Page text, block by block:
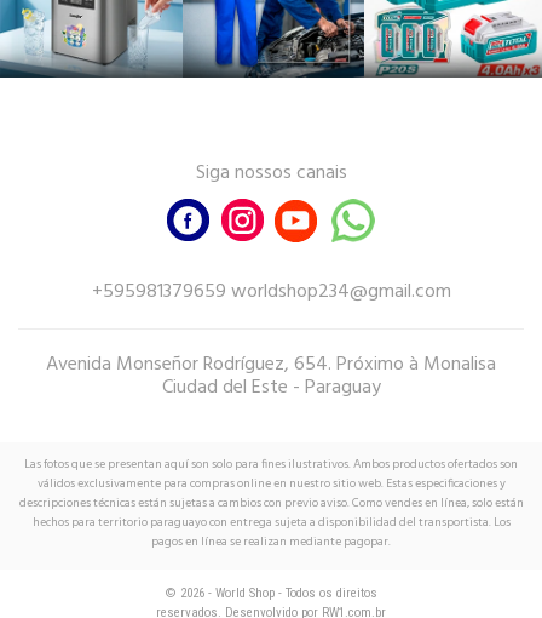
Siga nossos canais
+595981379659 worldshop234@gmail.com
Avenida Monseñor Rodríguez, 654. Próximo à Monalisa
Ciudad del Este - Paraguay
Las fotos que se presentan aquí son solo para fines ilustrativos. Ambos productos ofertados son
válidos exclusivamente para compras online en nuestro sitio web. Estas especificaciones y
descripciones técnicas están sujetas a cambios con previo aviso. Como vendes en línea, solo están
hechos para territorio paraguayo con entrega sujeta a disponibilidad del transportista. Los
pagos en línea se realizan mediante pagopar.
© 2026 - World Shop - Todos os direitos
reservados. Desenvolvido por RW1.com.br